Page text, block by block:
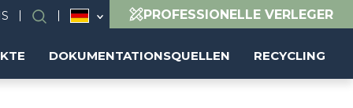
Suchen PROFESSIONELLE VERLEGER
DOKUMENTATIONSQUELLEN RECYCLING